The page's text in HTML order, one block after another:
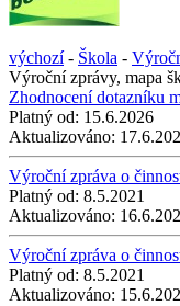
výchozí- Škola -
Výroční zprávy, mapa
Zhodnocení dotazníku
Platný od: 15.6.2026
Aktualizováno:
Výroční zpráva o
Platný od: 8.5.2021
Aktualizováno:
Výroční zpráva o
Platný od: 8.5.2021
Aktualizováno: